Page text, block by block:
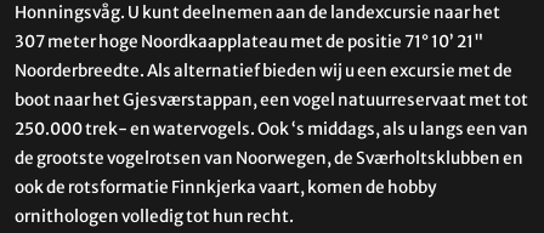
Honningsvåg. U kunt deelnemen aan de landexcursie naar het
307 meter hoge Noordkaapplateau met de positie 71° 10’ 21"
Noorderbreedte. Als alternatief bieden wij u een excursie met de
boot naar het Gjesværstappan, een vogel natuurreservaat met tot
250.000 trek- en watervogels. Ook ‘s middags, als u langs een van
de grootste vogelrotsen van Noorwegen, de Sværholtsklubben en
ook de rotsformatie Finnkjerka vaart, komen de hobby
ornithologen volledig tot hun recht.